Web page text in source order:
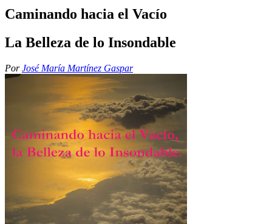
Caminando hacia el Vacío
La Belleza de lo Insondable
PorJosé María Martínez Gaspar